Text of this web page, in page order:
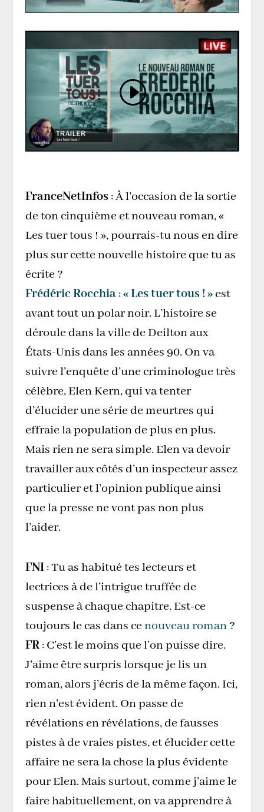
FranceNetInfos: À l’occasion de la sortie
de ton cinquième et nouveau roman, «
Les tuer tous ! », pourrais-tu nous en dire
plus sur cette nouvelle histoire que tu as
écrite ?
Frédéric Rocchia:« Les tuer tous ! »est
avant tout un polar noir. L’histoire se
déroule dans la ville de Deilton aux
États-Unis dans les années 90. On va
suivre l’enquête d’une criminologue très
célèbre, Elen Kern, qui va tenter
d’élucider une série de meurtres qui
effraie la population de plus en plus.
Mais rien ne sera simple. Elen va devoir
travailler aux côtés d’un inspecteur assez
particulier et l’opinion publique ainsi
que la presse ne vont pas non plus
l’aider.
FNI: Tu as habitué tes lecteurs et
lectrices à de l’intrigue truffée de
suspense à chaque chapitre. Est-ce
toujours le cas dans cenouveau roman?
FR: C’est le moins que l’on puisse dire.
J’aime être surpris lorsque je lis un
roman, alors j’écris de la même façon. Ici,
rien n’est évident. On passe de
révélations en révélations, de fausses
pistes à de vraies pistes, et élucider cette
affaire ne sera la chose la plus évidente
pour Elen. Mais surtout, comme j’aime le
faire habituellement, on va apprendre à